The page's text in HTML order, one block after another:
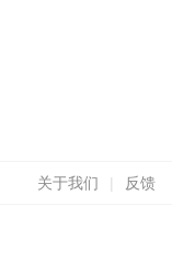
关于我们 | 反馈